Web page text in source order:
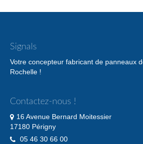
Signals
Votre concepteur fabricant de panneaux
Rochelle !
Contactez-nous !
16 Avenue Bernard Moitessier
17180 Périgny
05 46 30 66 00